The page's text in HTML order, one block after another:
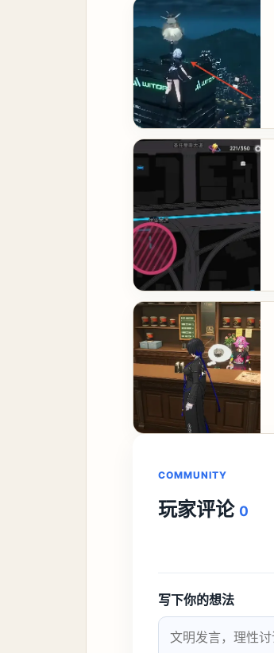
COMMUNITY
玩家评论 0
写下你的想法